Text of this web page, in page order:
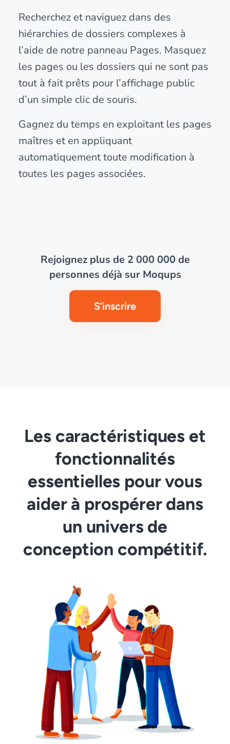
Recherchez et naviguez dans des
hiérarchies de dossiers complexes à
l’aide de notre panneau Pages. Masquez
les pages ou les dossiers qui ne sont pas
tout à fait prêts pour l’affichage public
d’un simple clic de souris.
Gagnez du temps en exploitant les pages
maîtres et en appliquant
automatiquement toute modification à
toutes les pages associées.
Rejoignez plus de 2 000 000 de
personnes déjà sur Moqups
S’inscrire
Les caractéristiques et
fonctionnalités
essentielles pour vous
aider à prospérer dans
un univers de
conception compétitif.